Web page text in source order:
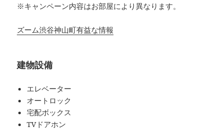
※キャンペーン内容はお部屋により異なります。
ズーム渋谷神山町有益な情報
建物設備
エレベーター
オートロック
宅配ボックス
TVドアホン